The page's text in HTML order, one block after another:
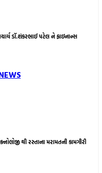
ડૉ.શંકરભાઈ પટેલ ને ફાઇનાન્સ
થી રસ્તાના મરામતની કામગીરી